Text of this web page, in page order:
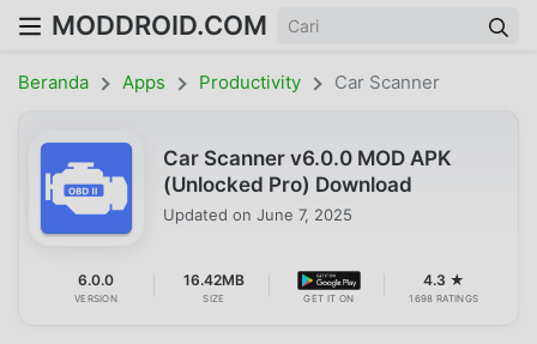
MODDROID.COM
Beranda Apps Productivity Car Scanner
Car Scanner v6.0.0 MOD APK
(Unlocked Pro) Download
Updated on June 7, 2025
6.0.0
VERSION
16.42MB
SIZE GET IT ON
4.3 ★
1698 RATINGS